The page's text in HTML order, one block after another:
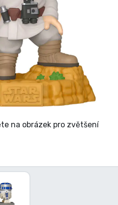
na obrázek pro zvětšení